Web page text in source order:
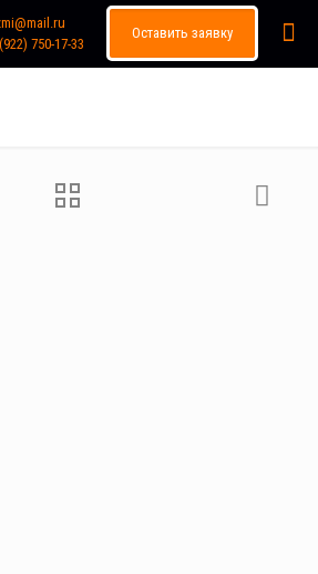
750-17-33
Оставить заявку